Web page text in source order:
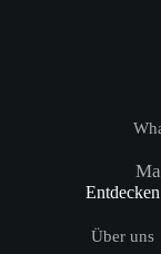
Entdecken
Über uns